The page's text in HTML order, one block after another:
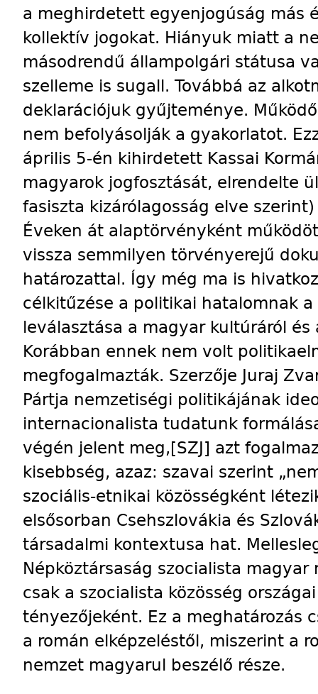
a meghirdetett egyenjogúság más
kollektív jogokat. Hiányuk miatt a
másodrendű állampolgári státusa
szelleme is sugall. Továbbá az
deklarációjuk gyűjteménye.
nem befolyásolják a gyakorlatot.
április 5-én kihirdetett Kassai
magyarok jogfosztását, elrendelte
fasiszta kizárólagosság elve
Éveken át alaptörvényként
vissza semmilyen törvényerejű
határozattal. Így még ma is
célkitűzése a politikai hatalomnak
leválasztása a magyar kultúráról
Korábban ennek nem volt
megfogalmazták. Szerzője Juraj
Pártja nemzetiségi politikájának
internacionalista tudatunk
végén jelent meg,[SZJ] azt
kisebbség, azaz: szavai szerint
szociális-etnikai közösségként
elsősorban Csehszlovákia és
társadalmi kontextusa hat.
Népköztársaság szocialista
csak a szocialista közösség
tényezőjeként. Ez a meghatározás
a román elképzeléstől, miszerint a
nemzet magyarul beszélő része.